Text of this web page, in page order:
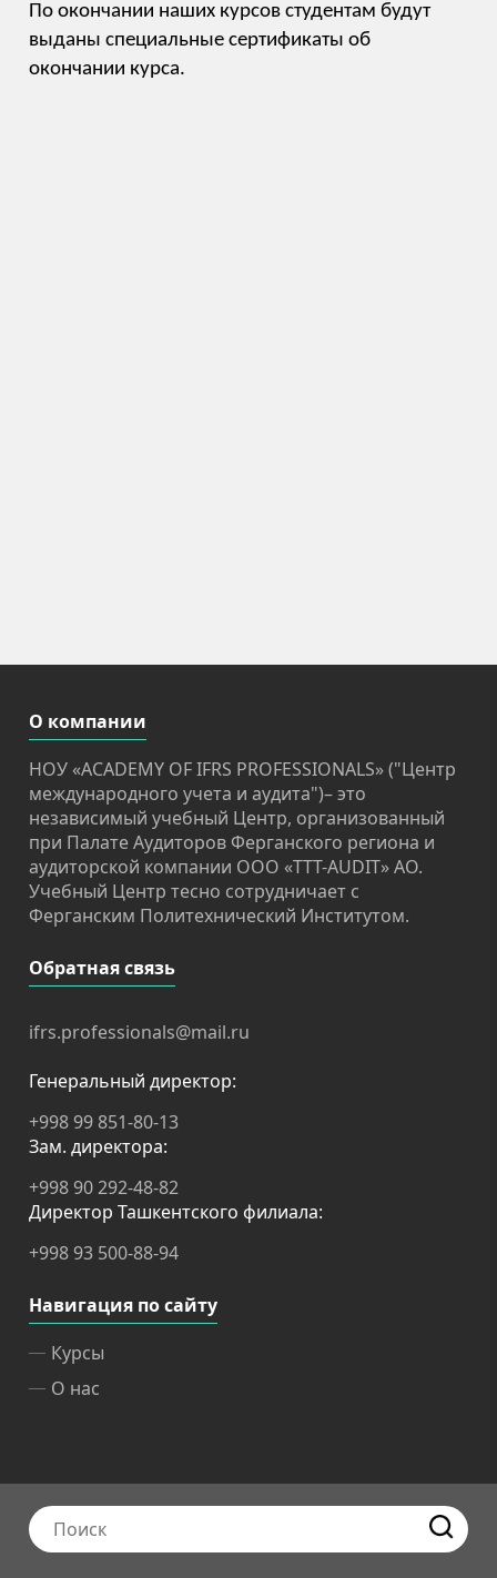
По окончании наших курсов студентам будут
выданы специальные сертификаты об
окончании курса.
О компании
НОУ «ACADEMY OF IFRS PROFESSIONALS» ("Центр
международного учета и аудита")– это
независимый учебный Центр, организованный
при Палате Аудиторов Ферганского региона и
аудиторской компании OOO «TTT-AUDIT» АО.
Учебный Центр тесно сотрудничает с
Ферганским Политехнический Институтом.
Обратная связь
ifrs.professionals@mail.ru
Генеральный директор:
+998 99 851-80-13
Зам. директора:
+998 90 292-48-82
Директор Ташкентского филиала:
+998 93 500-88-94
Навигация по сайту
Курсы
О нас